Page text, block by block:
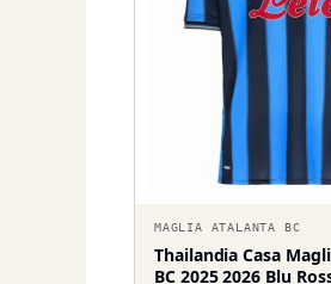
MAGLIA ATALANTA BC
Thailandia Casa
BC 2025 2026 Blu